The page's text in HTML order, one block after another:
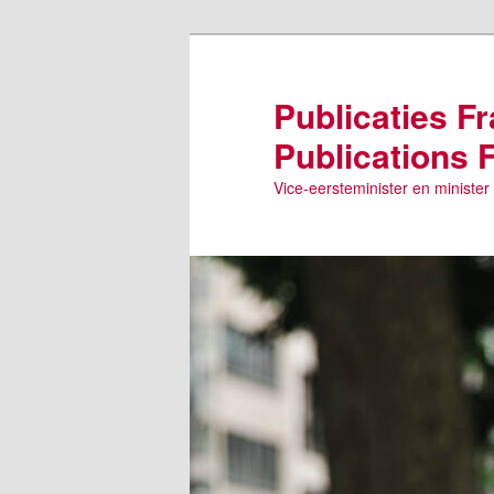
Publicaties
Publications
Vice-eersteminister en